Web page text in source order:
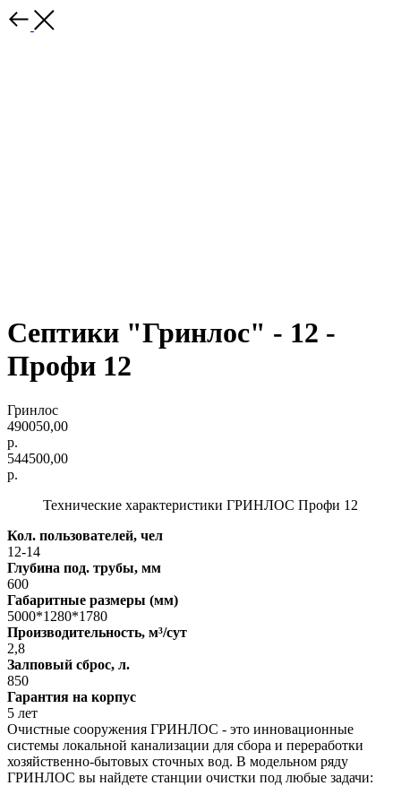
Септики "Гринлос" - 12 -
Профи 12
Гринлос
490050,00
р.
544500,00
р.
Технические характеристики ГРИНЛОС Профи 12
Кол. пользователей, чел
12-14
Глубина под. трубы, мм
600
Габаритные размеры (мм)
5000*1280*1780
Производительность, м³/сут
2,8
Залповый сброс, л.
850
Гарантия на корпус
5 лет
Очистные сооружения ГРИНЛОС - это инновационные
системы локальной канализации для сбора и переработки
хозяйственно-бытовых сточных вод. В модельном ряду
ГРИНЛОС вы найдете станции очистки под любые задачи: